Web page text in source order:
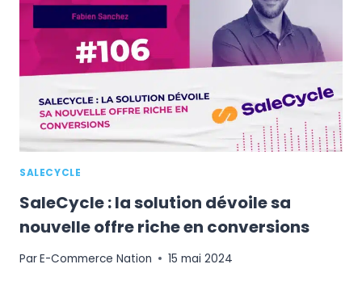
WEB
?
L’EXEMPLE
DU
BLACK
FRIDAY
2024
SALECYCLE
SaleCycle : la solution dévoile sa
nouvelle offre riche en conversions
ParE-Commerce Nation 15 mai 2024